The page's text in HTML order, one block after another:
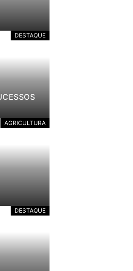
DESTAQUE
AGRICULTURA
DESTAQUE